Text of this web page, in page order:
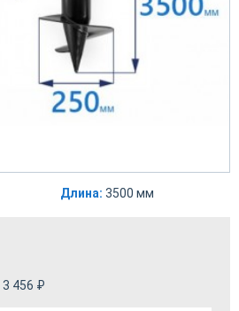
Длина: 3500 мм
3 456 ₽